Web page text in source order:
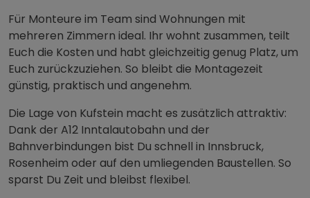
Für Monteure im Team sind Wohnungen mit
mehreren Zimmern ideal. Ihr wohnt zusammen, teilt
Euch die Kosten und habt gleichzeitig genug Platz, um
Euch zurückzuziehen. So bleibt die Montagezeit
günstig, praktisch und angenehm.
Die Lage von Kufstein macht es zusätzlich attraktiv:
Dank der A12 Inntalautobahn und der
Bahnverbindungen bist Du schnell in Innsbruck,
Rosenheim oder auf den umliegenden Baustellen. So
sparst Du Zeit und bleibst flexibel.